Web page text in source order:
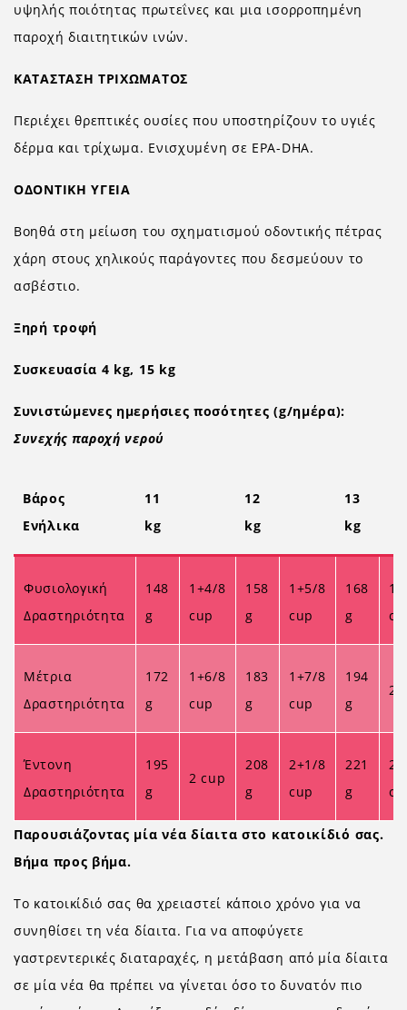
υψηλής ποιότητας πρωτεΐνες και μια ισορροπημένη
παροχή διαιτητικών ινών.
ΚΑΤΑΣΤΑΣΗ ΤΡΙΧΩΜΑΤΟΣ
Περιέχει θρεπτικές ουσίες που υποστηρίζουν το υγιές
δέρμα και τρίχωμα. Ενισχυμένη σε EPA-DHA.
ΟΔΟΝΤΙΚΗ ΥΓΕΙΑ
Βοηθά στη μείωση του σχηματισμού οδοντικής πέτρας
χάρη στους χηλικούς παράγοντες που δεσμεύουν το
ασβέστιο.
Ξηρή τροφή
Συσκευασία 4 kg, 15 kg
Συνιστώμενες ημερήσιες ποσότητες (g/ημέρα):
Συνεχής παροχή νερού
Βάρος
Ενήλικα
11
kg
12
kg
13
kg
Φυσιολογική
Δραστηριότητα
148
g
1+4/8
cup
158
g
1+5/8
cup
168
g
Μέτρια
Δραστηριότητα
172
g
1+6/8
cup
183
g
1+7/8
cup
194
g
2
Έντονη
Δραστηριότητα
195
g
2 cup
208
g
2+1/8
cup
221
g
Παρουσιάζοντας μία νέα δίαιτα στο κατοικίδιό σας.
Βήμα προς βήμα.
Το κατοικίδιό σας θα χρειαστεί κάποιο χρόνο για να
συνηθίσει τη νέα δίαιτα. Για να αποφύγετε
γαστρεντερικές διαταραχές, η μετάβαση από μία δίαιτα
σε μία νέα θα πρέπει να γίνεται όσο το δυνατόν πιο